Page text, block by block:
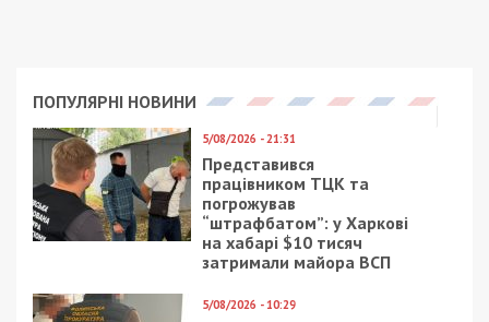
Внаслідок злочинної діяльності державі завдано
збитків на суму майже 290 мільйонів гривень.